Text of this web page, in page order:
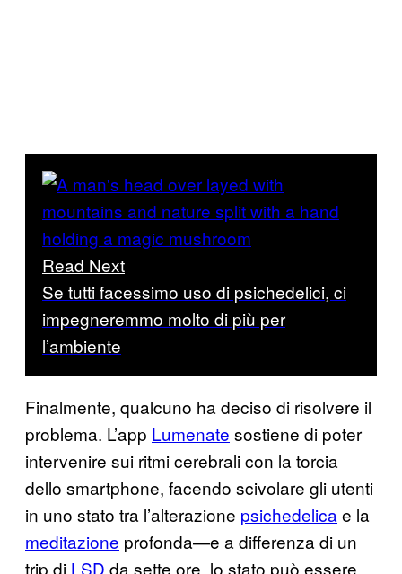
Read Next
Se tutti facessimo uso di psichedelici, ci
impegneremmo molto di più per
l’ambiente
Finalmente, qualcuno ha deciso di risolvere il
problema. L’app Lumenate sostiene di poter
intervenire sui ritmi cerebrali con la torcia
dello smartphone, facendo scivolare gli utenti
in uno stato tra l’alterazione psichedelica e la
meditazione profonda—e a differenza di un
trip di LSD da sette ore, lo stato può essere